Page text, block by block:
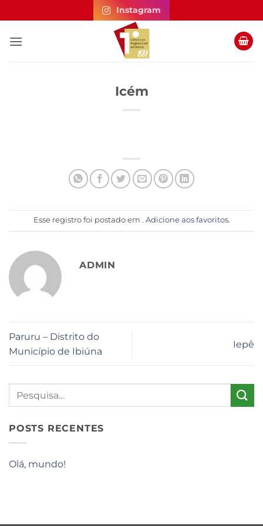
to
content
Instagram
Icém
Esse registro foi postado em . Adicione aos favoritos.
ADMIN
Paruru – Distrito do
Município de Ibiúna
Iepê
POSTS RECENTES
Olá, mundo!